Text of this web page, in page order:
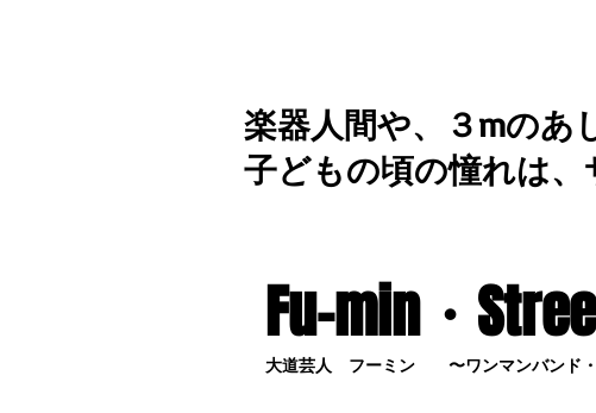
楽器人間や、３mのあ
子どもの頃の憧れは、
Fu-min・S
大道芸人 フーミン 〜ワンマンバンド